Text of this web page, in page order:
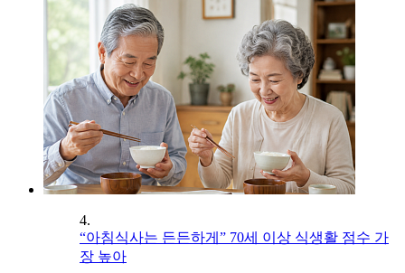
4.
“아침식사는 든든하게” 70세 이상 식생활 점수 가
장 높아